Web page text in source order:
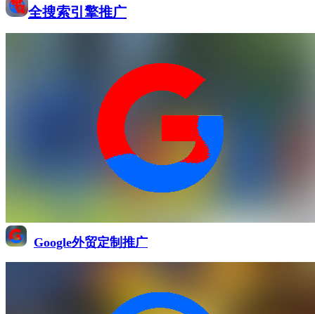
全搜索引擎推广
Google外贸定制推广